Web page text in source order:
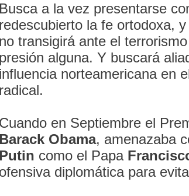
Busca a la vez presentarse
redescubierto la fe ortodoxa,
no transigirá ante el
presión alguna. Y buscará
influencia norteamericana en
radical.
Cuando en Septiembre el
Barack Obama, amenazaba
Putin como el Papa
ofensiva diplomática para